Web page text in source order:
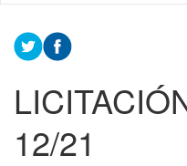
Contenido
principal
12/21